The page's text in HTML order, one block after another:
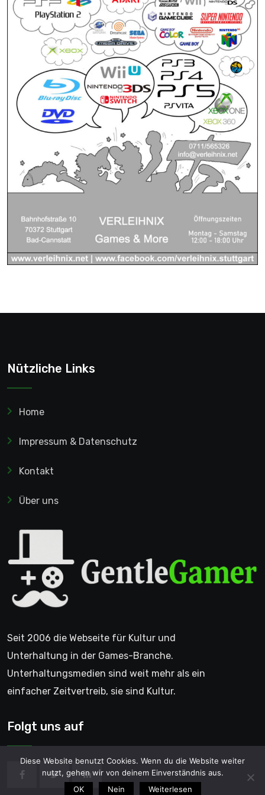
Nützliche Links
Home
Impressum & Datenschutz
Kontakt
Über uns
Seit 2006 die Webseite für Kultur und
Unterhaltung in der Games-Branche.
Unterhaltungsmedien sind weit mehr als ein
einfacher Zeitvertreib, sie sind Kultur.
Folgt uns auf
Diese Website benutzt Cookies. Wenn du die Website weiter
nutzt, gehen wir von deinem Einverständnis aus.
OK
Nein Weiterlesen